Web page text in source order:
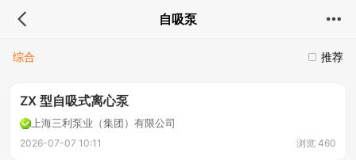
自吸泵
推荐
综合
ZX 型自吸式离心泵
上海三利泵业（集团）有限公司
2026-07-07 10:11 浏览 460